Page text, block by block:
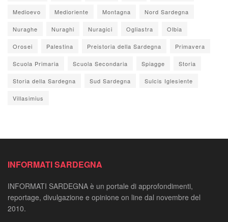
Medioevo Medioriente Montagna Nord Sardegna
Nuraghe Nuraghi Nuragici Ogliastra Olbia
Orosei Palestina Preistoria della Sardegna Primavera
Scuola Primaria Scuola Secondaria Spiagge Storia
Storia della Sardegna Sud Sardegna Sulcis Iglesiente
Villasimius
INFORMATI SARDEGNA
INFORMATI SARDEGNA è un portale di approfondimenti,
reportage, divulgazione e opinione on line dal novembre del
2010.